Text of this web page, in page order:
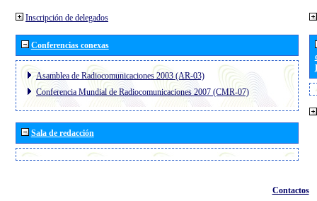
Inscripción de delegados
Conferencias conexas
Asamblea de Radiocomunicaciones 2003 (AR-03)
Conferencia Mundial de Radiocomunicaciones 2007 (CMR-07)
Sala de redacción
Contactos